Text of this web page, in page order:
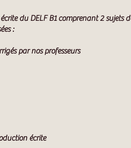
du DELF B1 comprenant 2 sujets
:
par nos professeurs
écrite